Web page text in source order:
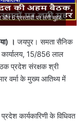
6 प्रस्तावों पर लगी मुहर
। जयपुर। समता सैनिक
15/856 लाल
प्रदेश संरक्षक श्री
वर्मा के मुख्य आतिथ्य में
कार्यकारिणी के विधिवत